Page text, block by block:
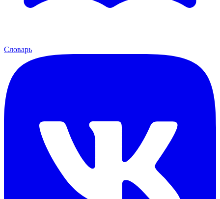
Словарь